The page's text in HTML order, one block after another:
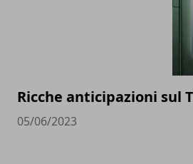
Ricche anticipazioni sul
05/06/2023